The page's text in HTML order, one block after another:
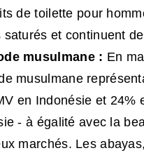
de toilette pour
saturés et continuent
musulmane : En
musulmane
en Indonésie et 24%
- à égalité avec la
marchés. Les